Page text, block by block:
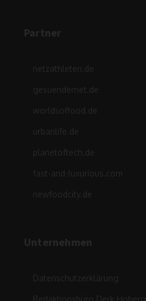
Partner
netzathleten.de
gesuendernet.de
worldsoffood.de
urbanlife.de
planetoftech.de
fast-and-luxurious.com
newfoodcity.de
Unternehmen
Datenschutzerklärung
Redaktionsbüro Derk Hoberg